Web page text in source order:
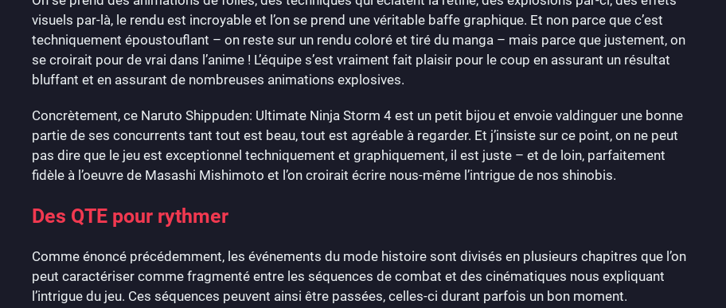
visuels par-là, le rendu est incroyable et l’on se prend une véritable baffe graphique. Et non parce que c’est
techniquement époustouflant – on reste sur un rendu coloré et tiré du manga – mais parce que justement, on
se croirait pour de vrai dans l’anime ! L’équipe s’est vraiment fait plaisir pour le coup en assurant un résultat
bluffant et en assurant de nombreuses animations explosives.
Concrètement, ce Naruto Shippuden: Ultimate Ninja Storm 4 est un petit bijou et envoie valdinguer une bonne
partie de ses concurrents tant tout est beau, tout est agréable à regarder. Et j’insiste sur ce point, on ne peut
pas dire que le jeu est exceptionnel techniquement et graphiquement, il est juste – et de loin, parfaitement
fidèle à l’oeuvre de Masashi Mishimoto et l’on croirait écrire nous-même l’intrigue de nos shinobis.
Des QTE pour rythmer
Comme énoncé précédemment, les événements du mode histoire sont divisés en plusieurs chapitres que l’on
peut caractériser comme fragmenté entre les séquences de combat et des cinématiques nous expliquant
l’intrigue du jeu. Ces séquences peuvent ainsi être passées, celles-ci durant parfois un bon moment.